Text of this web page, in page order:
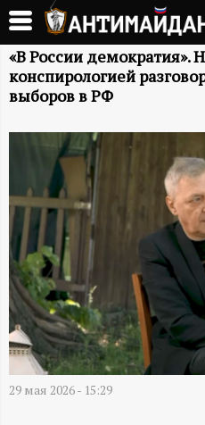
Перейти
основному
содержанию
А
Н
Т
И
М
А
Й
Д
А
«В России демократия».
конспирологией
выборов в РФ
29 мая 2026 - 15:29